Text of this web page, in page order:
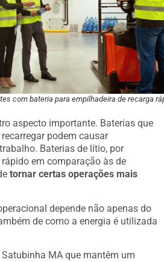
com bateria para empilhadeira de recarga
aspecto importante. Baterias que
podem causar
Baterias de lítio, por
em comparação às de
tornar certas operações mais
depende não apenas do
de como a energia é utilizada
MA que mantêm um